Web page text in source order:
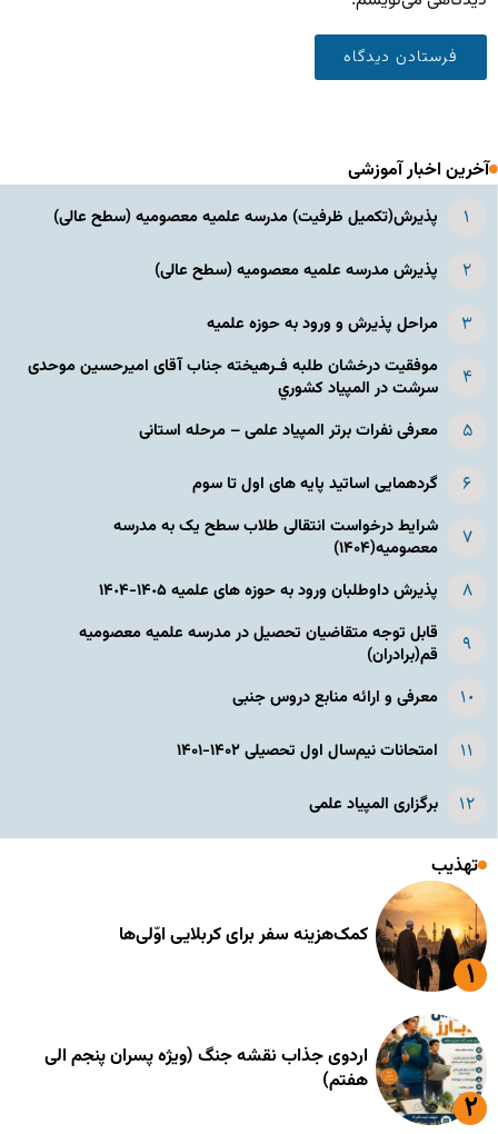
آخرین اخبار آموزشی
پذیرش(تکمیل ظرفیت) مدرسه علمیه معصومیه‌ (سطح عالی)
پذیرش مدرسه علمیه معصومیه‌ (سطح عالی)
مراحل پذیرش و ورود به حوزه علمیه
موفقیت درخشان طلبه فـرهیخته جناب آقای امیرحسین موحدی
سرشت در المپياد كشوري
معرفی نفرات برتر المپیاد علمی – مرحله استانی
گردهمایی اساتید پایه های اول تا سوم
شرایط درخواست انتقالی طلاب سطح یک به مدرسه
معصومیه(۱۴۰۴)
پذیرش داوطلبان ورود به حوزه های علمیه ١۴٠۵-١۴٠۴
قابل توجه متقاضیان تحصیل در مدرسه علمیه معصومیه
قم(برادران)
معرفی و ارائه منابع دروس جنبی
امتحانات نیم‌سال اول تحصیلی ۱۴۰۲-۱۴۰۱
برگزاری المپیاد علمی
تهذیب
کمک‌هزینه سفر برای کربلایی اوّلی‌ها
اردوی جذاب نقشه جنگ (ویژه پسران پنجم الی
هفتم)